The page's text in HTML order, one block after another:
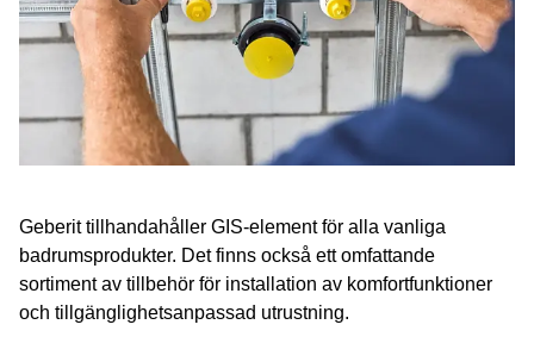
Geberit tillhandahåller GIS-element för alla vanliga
badrumsprodukter. Det finns också ett omfattande
sortiment av tillbehör för installation av komfortfunktioner
och tillgänglighetsanpassad utrustning.